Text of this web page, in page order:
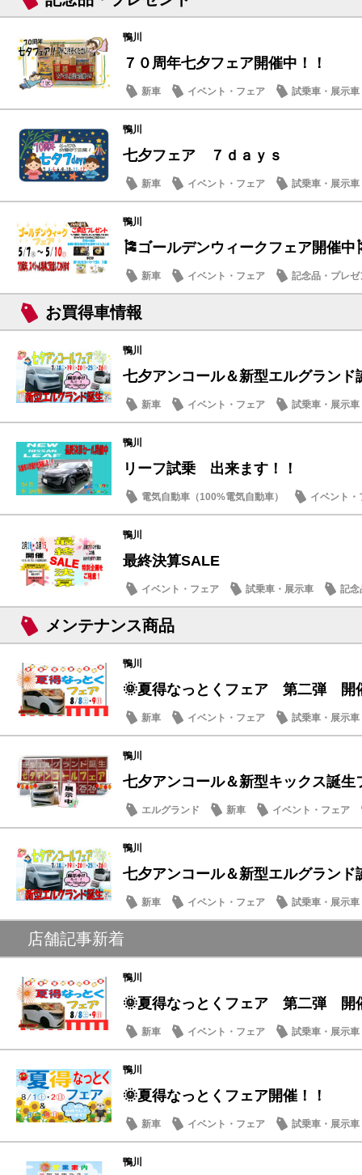
鴨川
７０周年七夕フェア開催中！！
新車 イベント・フェア
試乗車・展示車
メンテナンス商品
鴨川
七夕フェア ７ｄａｙｓ
新車 イベント・フェア
試乗車・展示車
メンテナンス商品
鴨川
🎏ゴールデンウィークフェア開催中
新車 イベント・フェア
記念品・プレゼ
メンテナンス商品
お買得車情報
鴨川
七夕アンコール＆新型エルグランド
新車 イベント・フェア
試乗車・展示車
メンテナンス商品
鴨川
リーフ試乗 出来ます！！
電気自動車（100%電気自動車）
イベント・
記念品・プレゼント
お買得車情報
鴨川
最終決算SALE
イベント・フェア 試乗車・展示車
記念
メンテナンス商品
メンテナンス商品
鴨川
🌞夏得なっとくフェア 第二弾 開
新車 イベント・フェア
試乗車・展示車
営業日・店休日
鴨川
七夕アンコール＆新型キックス誕
エルグランド 新車
イベント・フェア
メンテナンス商品
鴨川
七夕アンコール＆新型エルグランド
新車 イベント・フェア
試乗車・展示車
メンテナンス商品
店舗記事新着
鴨川
🌞夏得なっとくフェア 第二弾 開
新車 イベント・フェア
試乗車・展示車
営業日・店休日
鴨川
🌞夏得なっとくフェア開催！！
新車 イベント・フェア 試乗車・展示車
鴨川